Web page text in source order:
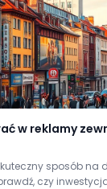
w reklamy
sposób na
czy